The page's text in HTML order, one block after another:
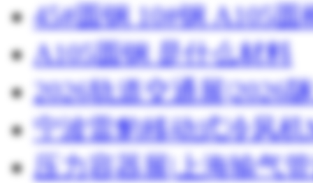
45#圆钢 10#钢 A105圆
A105圆钢 是什么材料
2026轨道交通展|2026
宁波雷豹移动式冷风
压力容器展|上海输气